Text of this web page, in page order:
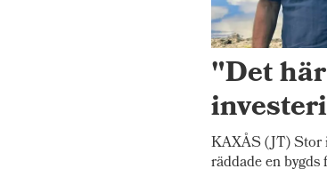
"Det
KAXÅS (JT) Stor
räddade en